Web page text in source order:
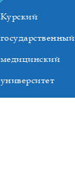
Курский
государственный
медицинский
университет